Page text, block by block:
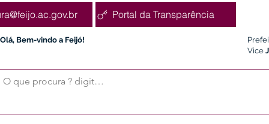
Portal da Transparência
Olá, Bem-vindo a Feijó!
Vice